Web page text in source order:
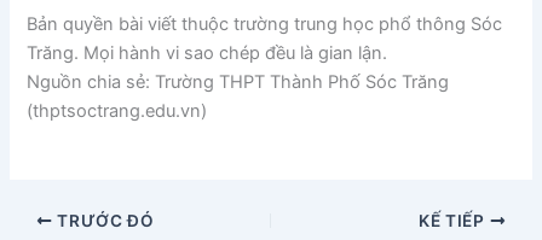
Bản quyền bài viết thuộc trường trung học phổ thông Sóc
Trăng. Mọi hành vi sao chép đều là gian lận.
Nguồn chia sẻ: Trường THPT Thành Phố Sóc Trăng
(thptsoctrang.edu.vn)
TRƯỚC ĐÓ KẾ TIẾP